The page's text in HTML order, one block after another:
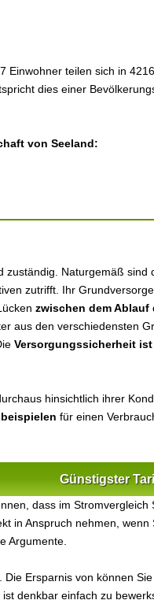
Einwohner teilen sich in
dies einer
von Seeland:
zuständig. Naturgemäß sind
zutrifft. Ihr
zwischen dem Ablauf
aus den verschiedensten
Versorgungssicherheit
hinsichtlich ihrer
für einen
Günstigster
dass im Stromvergleich
in Anspruch nehmen, wenn
Argumente.
Ersparnis von können
ist denkbar einfach zu